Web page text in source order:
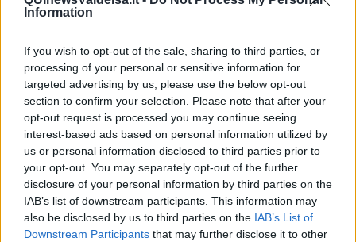
Information
If you wish to opt-out of the sale, sharing to third parties, or
processing of your personal or sensitive information for
targeted advertising by us, please use the below opt-out
section to confirm your selection. Please note that after your
opt-out request is processed you may continue seeing
interest-based ads based on personal information utilized by
us or personal information disclosed to third parties prior to
your opt-out. You may separately opt-out of the further
disclosure of your personal information by third parties on the
IAB’s list of downstream participants. This information may
also be disclosed by us to third parties on the IAB’s List of
Downstream Participants that may further disclose it to other
integriamo con 47mila euro le risorse già stanziate, per un QTE
patrimonio per la gestione cimiteriale (esumazione e costruzione di
ossari nei cimiteri comunali); altri 70mila euro per l’efficientamento
energetico per il relamping e gli interventi di manutenzione
straordinaria della pubblica illuminazione; ulteriori 30mila euro per il
controllo del Centro Storico con la fornitura e posa in opera delle
attrezzature e dei varchi per la nuova ZTL per un QTE totale di
150mila euro; 210mila euro per la sicurezza stradale per gli
interventi nel quartiere di Santa Chiara, nella frazione di di Badia a
Elmi e Casaglia; infine 50mila euro per la sostituzione degli impianti
semaforici a Badia a Elmi e in Viale dei Fossi.”